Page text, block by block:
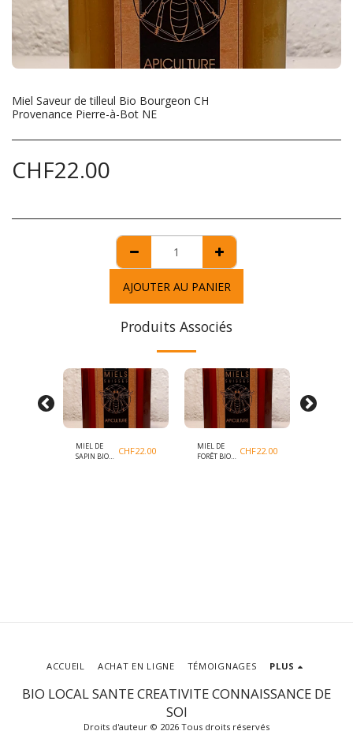
Miel Saveur de tilleul Bio Bourgeon CH
Provenance Pierre-à-Bot NE
CHF22.00
AJOUTER AU PANIER
Produits Associés
MIEL DE
SAPIN BIO
CHF22.00
MIEL DE
FORÊT BIO
CHF22.00
BIO LOCAL SANTE CREATIVITE CONNAISSANCE DE
SOI
Droits d'auteur © 2026 Tous droits réservés
ACCUEIL ACHAT EN LIGNE TÉMOIGNAGES PLUS